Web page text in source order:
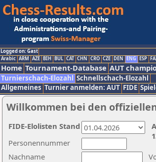
Logged on: Gast
Arabic ARM AZE BIH BUL CAT CHN CRO CZE DEN ENG ESP
Home Tournament-Database AUT
Turnierschach-Elozahl Schnellschach-Elozahl
Allgemeines Turnier anmelden: AUT FIDE
Willkommen bei den
Nachname
Personennummer
FIDE-Elolisten Stand